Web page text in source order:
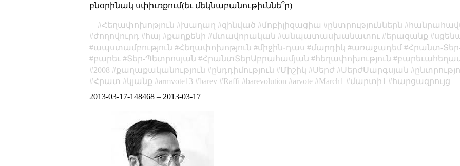
բնօրինակ սփիւռքում(եւ մեկնաբանութիւննե՞ր)
Հեղափոխոթյուն խաղաղ զինված մոբիլիզացիա ընտրություններն
ժողովուրդ
հայ քաղքենի մտավորական անպատասխանատու երազանք
ապստամբություն
Հեղափոխոթյուն միջին֊դաս մարդիկ առաջադեմ Հրանտ-
բարեւ
Տեր-Պետրոսյան ՀրանտՏերԱբրահամյան հեղափոխություն
2008
քաղաքականություն ընդդիմություն Միշիկ Սերժ ՍերժՍարգսյան
Հրատ
կյանք armvote13 barev Raffi barevolution arvote March1 մարտի1
հարցազրույց
2013-03-17-148468 – 2013-03-17